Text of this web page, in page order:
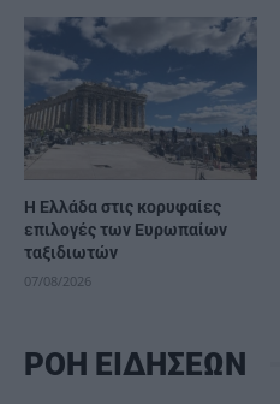
Η Ελλάδα στις κορυφαίες
επιλογές των Ευρωπαίων
ταξιδιωτών
07/08/2026
ΡΟΗ ΕΙΔΗΣΕΩΝ